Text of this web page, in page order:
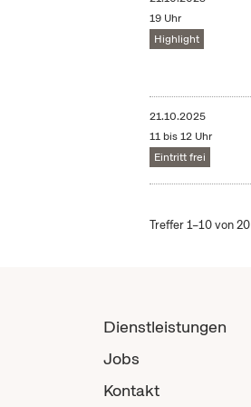
19 Uhr
Highlight
21.10.2025
11 bis 12 Uhr
Eintritt frei
Treffer 1–10 von 20
Dienstleistungen
Jobs
Kontakt